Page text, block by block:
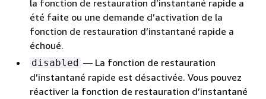
la fonction de restauration d’instantané rapide a
été faite ou une demande d’activation de la
fonction de restauration d’instantané rapide a
échoué.
disabled — La fonction de restauration
d’instantané rapide est désactivée. Vous pouvez
réactiver la fonction de restauration d’instantané